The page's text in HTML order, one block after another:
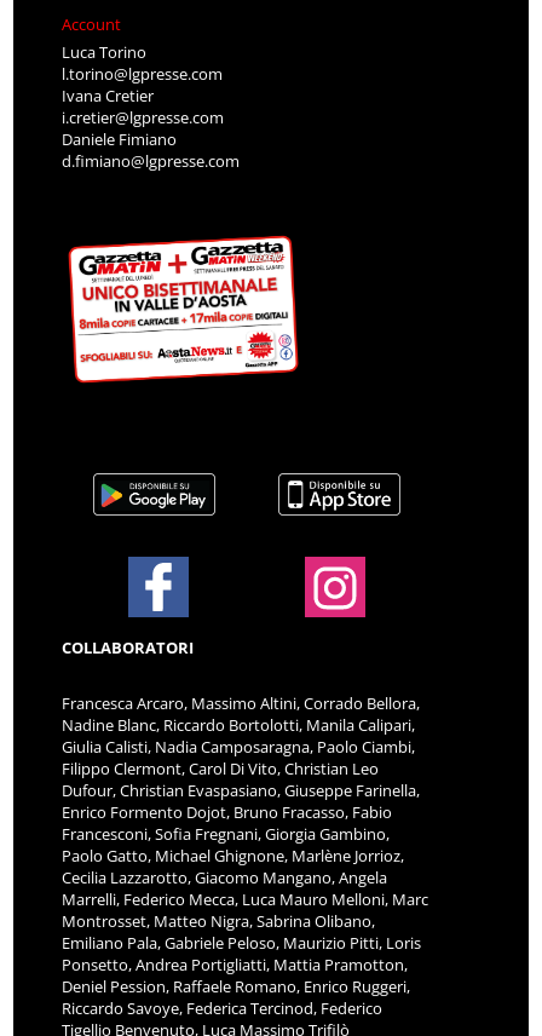
Account
Luca Torino
l.torino@lgpresse.com
Ivana Cretier
i.cretier@lgpresse.com
Daniele Fimiano
d.fimiano@lgpresse.com
COLLABORATORI
Francesca Arcaro, Massimo Altini, Corrado Bellora,
Nadine Blanc, Riccardo Bortolotti, Manila Calipari,
Giulia Calisti, Nadia Camposaragna, Paolo Ciambi,
Filippo Clermont, Carol Di Vito, Christian Leo
Dufour, Christian Evaspasiano, Giuseppe Farinella,
Enrico Formento Dojot, Bruno Fracasso, Fabio
Francesconi, Sofia Fregnani, Giorgia Gambino,
Paolo Gatto, Michael Ghignone, Marlène Jorrioz,
Cecilia Lazzarotto, Giacomo Mangano, Angela
Marrelli, Federico Mecca, Luca Mauro Melloni, Marc
Montrosset, Matteo Nigra, Sabrina Olibano,
Emiliano Pala, Gabriele Peloso, Maurizio Pitti, Loris
Ponsetto, Andrea Portigliatti, Mattia Pramotton,
Deniel Pession, Raffaele Romano, Enrico Ruggeri,
Riccardo Savoye, Federica Tercinod, Federico
Tigellio Benvenuto, Luca Massimo Trifilò